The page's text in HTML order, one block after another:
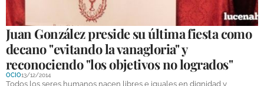
OCIO
COFRADÍAS
DEPORTES
Juan González preside su última fiesta como
decano "evitando la vanagloria" y
reconociendo "los objetivos no logrados"
OCIO13/12/2014
Todos los seres humanos nacen libres e iguales en dignidad y